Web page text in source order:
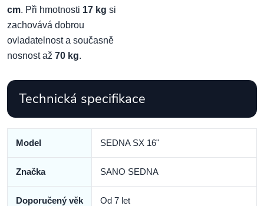
cm. Při hmotnosti 17 kg si
zachovává dobrou
ovladatelnost a současně
nosnost až 70 kg.
Technická specifikace
Model SEDNA SX 16"
Značka SANO SEDNA
Doporučený věk Od 7 let